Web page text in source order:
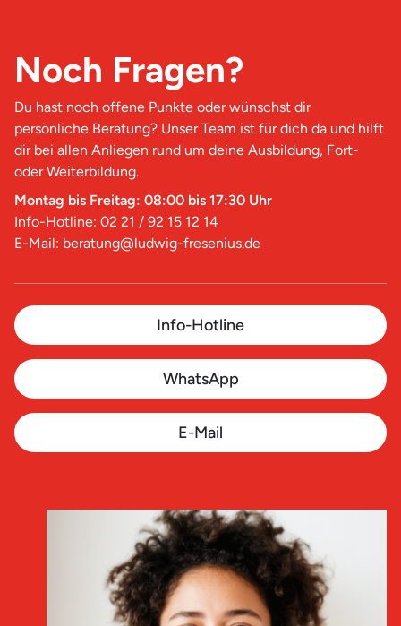
Noch Fragen?
Du hast noch offene Punkte oder wünschst dir
persönliche Beratung? Unser Team ist für dich da und hilft
dir bei allen Anliegen rund um deine Ausbildung, Fort-
oder Weiterbildung.
Montag bis Freitag: 08:00 bis 17:30 Uhr
Info-Hotline: 02 21 / 92 15 12 14
E-Mail: beratung@ludwig-fresenius.de
Info-Hotline
WhatsApp
E-Mail